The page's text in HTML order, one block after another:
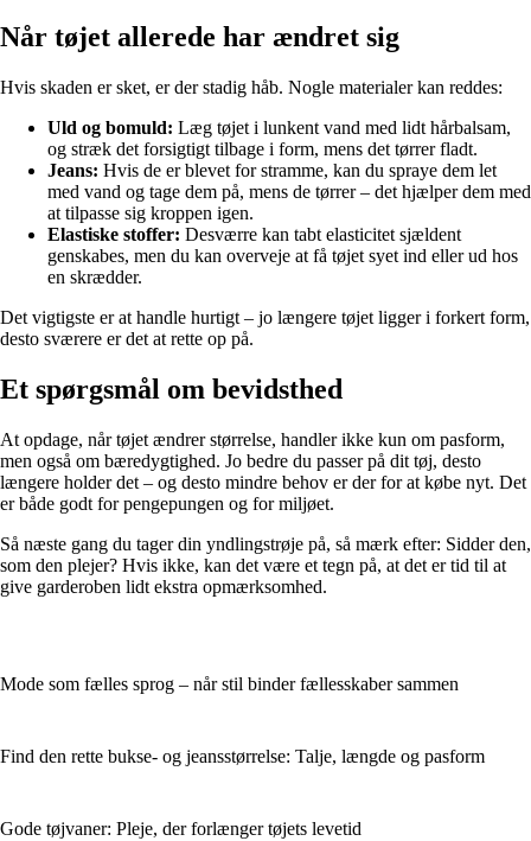
Når tøjet allerede har ændret sig
Hvis skaden er sket, er der stadig håb. Nogle materialer kan reddes:
Uld og bomuld: Læg tøjet i lunkent vand med lidt hårbalsam,
og stræk det forsigtigt tilbage i form, mens det tørrer fladt.
Jeans: Hvis de er blevet for stramme, kan du spraye dem let
med vand og tage dem på, mens de tørrer – det hjælper dem med
at tilpasse sig kroppen igen.
Elastiske stoffer: Desværre kan tabt elasticitet sjældent
genskabes, men du kan overveje at få tøjet syet ind eller ud hos
en skrædder.
Det vigtigste er at handle hurtigt – jo længere tøjet ligger i forkert form,
desto sværere er det at rette op på.
Et spørgsmål om bevidsthed
At opdage, når tøjet ændrer størrelse, handler ikke kun om pasform,
men også om bæredygtighed. Jo bedre du passer på dit tøj, desto
længere holder det – og desto mindre behov er der for at købe nyt. Det
er både godt for pengepungen og for miljøet.
Så næste gang du tager din yndlingstrøje på, så mærk efter: Sidder den,
som den plejer? Hvis ikke, kan det være et tegn på, at det er tid til at
give garderoben lidt ekstra opmærksomhed.
Mode som fælles sprog – når stil binder fællesskaber sammen
Find den rette bukse- og jeansstørrelse: Talje, længde og pasform
Gode tøjvaner: Pleje, der forlænger tøjets levetid